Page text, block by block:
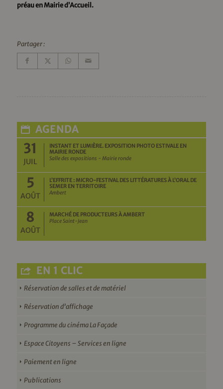
préau en Mairie d’Accueil.
Partager :
AGENDA
31
JUIL
INSTANT ET LUMIÈRE. EXPOSITION PHOTO ESTIVALE EN
MAIRIE RONDE
Salle des expositions - Mairie ronde
5
AOÛT
L’EFFRITE : MICRO-FESTIVAL DES LITTÉRATURES À L’ORAL DE
SEMER EN TERRITOIRE
Ambert
8
AOÛT
MARCHÉ DE PRODUCTEURS À AMBERT
Place Saint-Jean
EN 1 CLIC
Réservation de salles et de matériel
Réservation d’affichage
Programme du cinéma La Façade
Espace Citoyens – Services en ligne
Paiement en ligne
Publications